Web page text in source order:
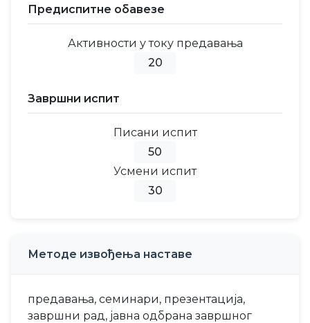
Предиспитне обавезе
Активности у току предавања
20
Завршни испит
Писани испит
50
Усмени испит
30
Методе извођења наставе
предавања, семинари, презентација,
завршни рад, јавна одбрана завршног